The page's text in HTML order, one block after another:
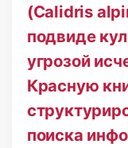
(Calidris
подвиде
угрозой
Красную
поиска